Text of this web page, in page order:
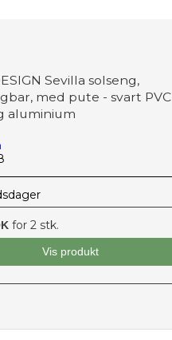
Sevilla solseng,
med pute - svart PVC
aluminium
for 2 stk.
Vis produkt